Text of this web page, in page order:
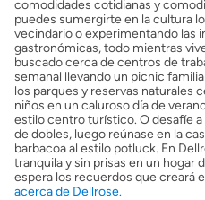
comodidades cotidianas y
puedes sumergirte en la cultura
vecindario o experimentando las
gastronómicas, todo mientras
buscado cerca de centros de
semanal llevando un picnic
los parques y reservas naturales
niños en un caluroso día de
estilo centro turístico. O desafíe
de dobles, luego reúnase en la
barbacoa al estilo potluck. En
tranquila y sin prisas en un hogar
espera los recuerdos que creará
acerca de Dellrose.